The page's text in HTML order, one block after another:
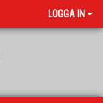
LOGGA IN